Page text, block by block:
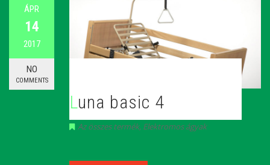
ÁPR
14
2017
NO
COMMENTS
Luna basic 4
Az összes termék, Elektromos ágyak